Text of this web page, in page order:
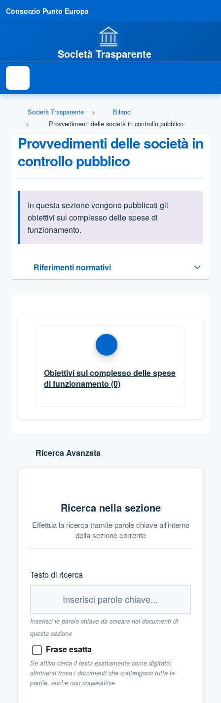
Consorzio Punto Europa
Società Trasparente
Società Trasparente
Bilanci
Provvedimenti delle società in controllo pubblico
Provvedimenti delle società in
controllo pubblico
Informazioni introduttive
In questa sezione vengono pubblicati gli
obiettivi sul complesso delle spese di
funzionamento.
Riferimenti normativi
Sezione compressa
Obiettivi sul complesso delle spese
di funzionamento (0)
Ricerca Avanzata
Ricerca nella sezione
Effettua la ricerca tramite parole chiave all'interno
della sezione corrente
Testo di ricerca
Inserisci le parole chiave da cercare nei documenti di
questa sezione
Frase esatta
Se attivo cerca il testo esattamente come digitato;
altrimenti trova i documenti che contengono tutte le
parole, anche non consecutive